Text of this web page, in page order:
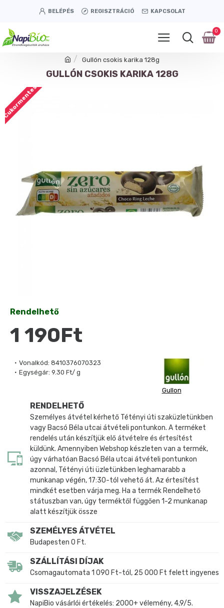
BELÉPÉS REGISZTRÁCIÓ KAPCSOLAT
0
Gullón csokis karika 128g
GULLÓN CSOKIS KARIKA 128G
Cukormentes
Vonalkód: 8410376070323
Egységár: 9.30 Ft/ g
Gullon
Rendelhető
1 190Ft
RENDELHETŐ
Személyes átvétel kérhető Tétényi úti szaküzletünkben
vagy Bacsó Béla utcai átvételi pontunkon. A terméket
rendelés után készítjük elő átvételre és értesítést
küldünk. Amennyiben Webshop készleten van a termék,
úgy várhatóan Bacsó Béla utcai átvételi pontunkon
azonnal, Tétényi úti üzletünkben leghamarabb a
munkanap végén, 17:30-tól vehető át. Az értesítést
mindkét esetben várja meg. Ha a termék Rendelhető
státuszban van, úgy terméktől függően 1-2 munkanap
alatt készítjük össze
SZEMÉLYES ÁTVÉTEL
Budapesten 0 Ft.
SZÁLLÍTÁSI DÍJAK
Csomagautomata 1 090 Ft-tól, 25 000 Ft felett ingyenes
VISSZAJELZÉSEK
NapiBio vásárlói értékelés: 2000+ vélemény, 4,9/5.